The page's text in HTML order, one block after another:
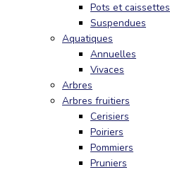
Pots et caissettes
Suspendues
Aquatiques
Annuelles
Vivaces
Arbres
Arbres fruitiers
Cerisiers
Poiriers
Pommiers
Pruniers